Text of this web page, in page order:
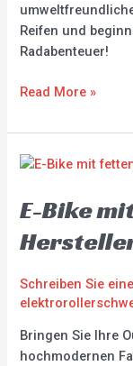
Reifen und
Radabenteuer!
Read More »
E-Bike
Schreiben Sie
Bringen Sie Ihre
hochmodernen
E-
mit
Reifen